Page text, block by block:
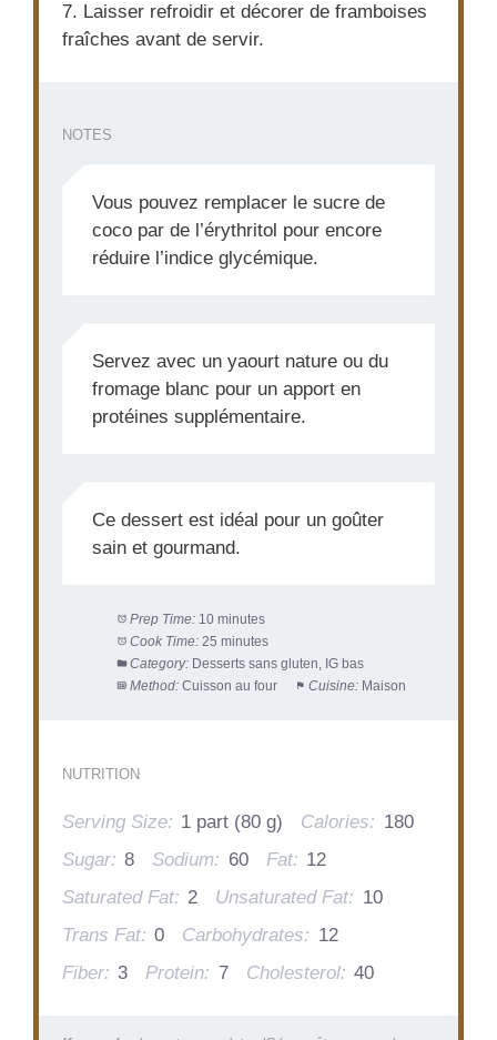
7. Laisser refroidir et décorer de framboises
fraîches avant de servir.
NOTES
Vous pouvez remplacer le sucre de
coco par de l’érythritol pour encore
réduire l’indice glycémique.
Servez avec un yaourt nature ou du
fromage blanc pour un apport en
protéines supplémentaire.
Ce dessert est idéal pour un goûter
sain et gourmand.
Prep Time: 10 minutes
Cook Time: 25 minutes
Category: Desserts sans gluten, IG bas
Method: Cuisson au four Cuisine: Maison
NUTRITION
Serving Size: 1 part (80 g) Calories: 180
Sugar: 8 Sodium: 60 Fat: 12
Saturated Fat: 2 Unsaturated Fat: 10
Trans Fat: 0 Carbohydrates: 12
Fiber: 3 Protein: 7 Cholesterol: 40